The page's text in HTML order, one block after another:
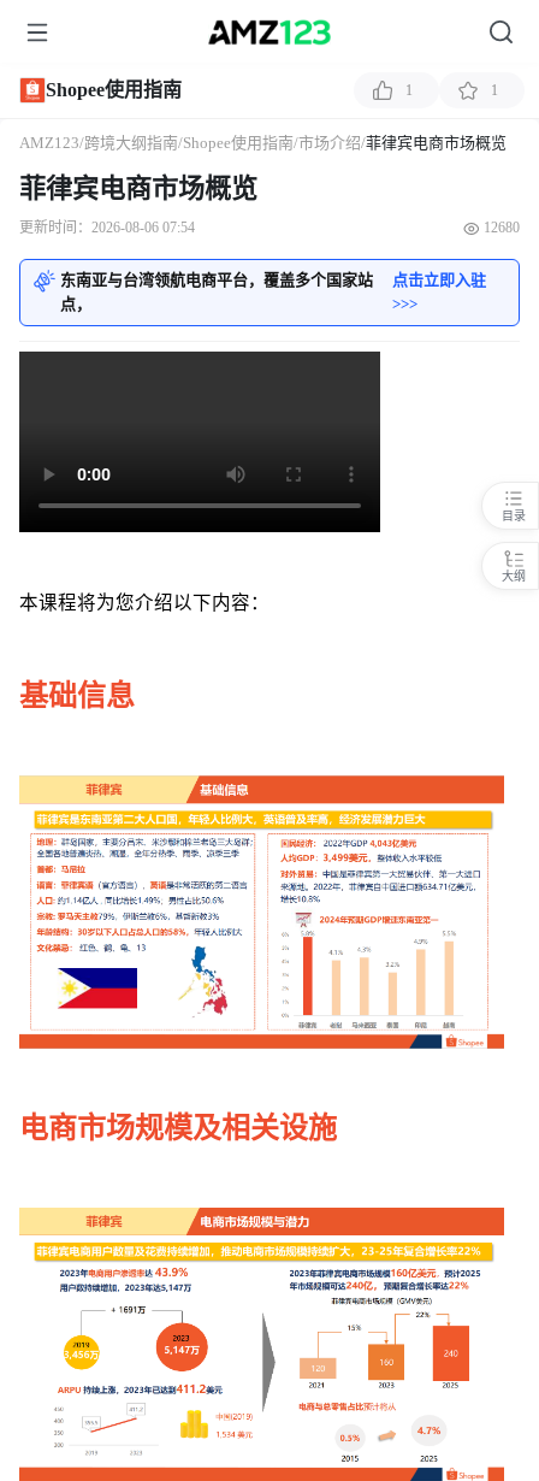
Shopee使用指南 1 1
AMZ123/跨境大纲指南/Shopee使用指南/市场介绍/菲律宾电商市场概览
菲律宾电商市场概览
更新时间：2026-08-06 07:54 12680
东南亚与台湾领航电商平台，覆盖多个国家站
点，
点击立即入驻
>>>
本课程将为您介绍以下内容：
基础信息
电商市场规模及相关设施
目录
大纲